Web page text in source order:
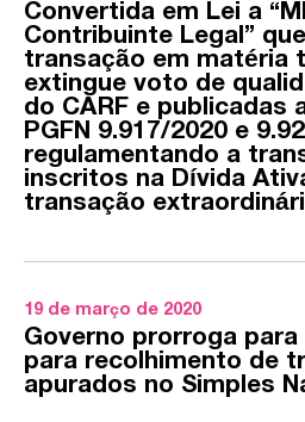
Convertida em Lei a
Contribuinte Legal”
transação em matéria
extingue voto de
do CARF e publicadas
PGFN 9.917/2020 e
regulamentando a
inscritos na Dívida
transação
19 de março de 2020
Governo prorroga
para recolhimento de
apurados no Simples